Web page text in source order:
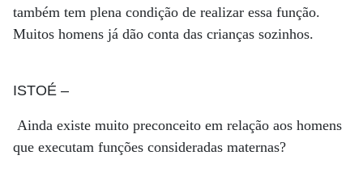
também tem plena condição de realizar essa função.
Muitos homens já dão conta das crianças sozinhos.
ISTOÉ –
Ainda existe muito preconceito em relação aos homens
que executam funções consideradas maternas?